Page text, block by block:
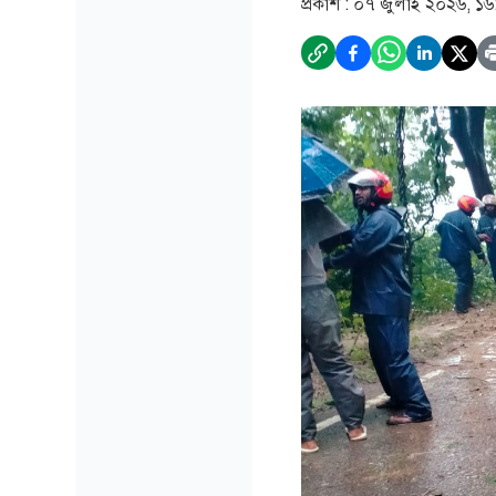
প্রকাশ : ০৭ জুলাই ২০২৬,